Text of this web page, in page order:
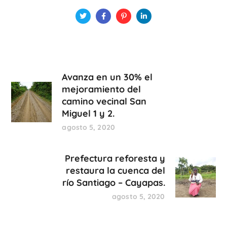
Avanza en un 30% el
mejoramiento del
camino vecinal San
Miguel 1 y 2.
agosto 5, 2020
Prefectura reforesta y
restaura la cuenca del
río Santiago – Cayapas.
agosto 5, 2020